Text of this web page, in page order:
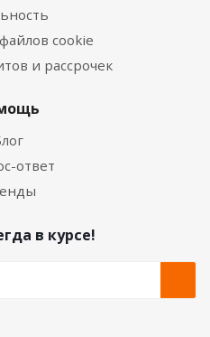
cookie
и рассрочек
ответ
в курсе!